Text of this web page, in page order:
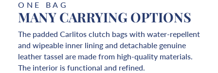
ONE BAG
MANY CARRYING OPTIONS
The padded Carlitos clutch bags with water-repellent
and wipeable inner lining and detachable genuine
leather tassel are made from high-quality materials.
The interior is functional and refined.